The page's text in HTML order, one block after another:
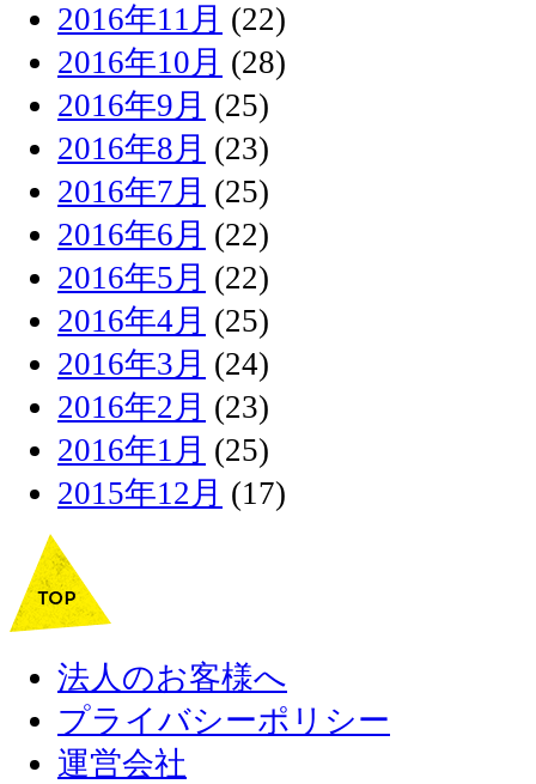
2016年11月 (22)
2016年10月 (28)
2016年9月 (25)
2016年8月 (23)
2016年7月 (25)
2016年6月 (22)
2016年5月 (22)
2016年4月 (25)
2016年3月 (24)
2016年2月 (23)
2016年1月 (25)
2015年12月 (17)
法人のお客様へ
プライバシーポリシー
運営会社